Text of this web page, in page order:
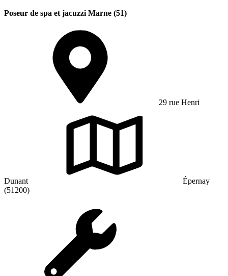
Poseur de spa et jacuzzi Marne (51)
29 rue Henri
Dunant
Épernay
(51200)